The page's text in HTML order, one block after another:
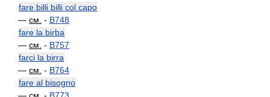
fare billi billi col capo
— см. - B748
fare la birba
— см. - B757
farci la birra
— см. - B764
fare al bisogno